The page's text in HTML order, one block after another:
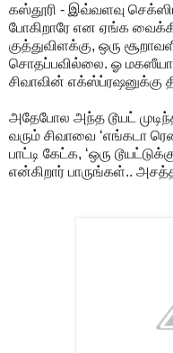
கஸ்தூரி - இவ்வளவு
போகிறாரே என ஏங்க
குத்துவிளக்கு, ஒரு
சொதப்பவில்லை. ஓ
சிவாவின் எக்ஸ்ப்ரஷனுக்கு
அதேபோல அந்த டூயட்
வரும் சிவாவை ‘எங்கடா
பாட்டி கேட்க, ‘ஒரு
என்கிறார் பாருங்கள்..